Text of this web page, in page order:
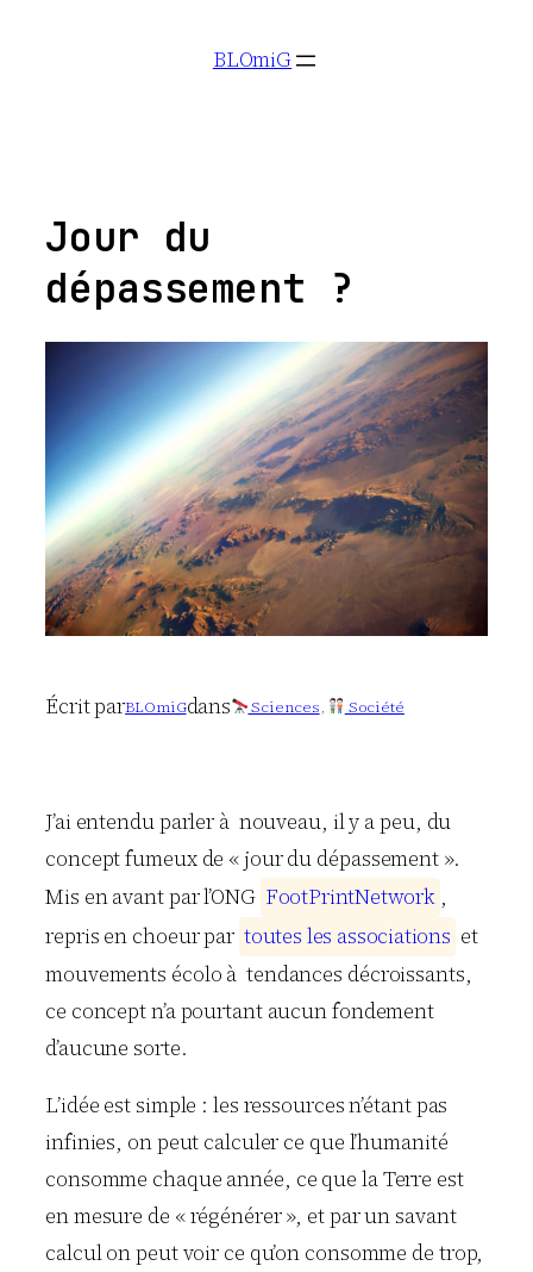
BLOmiG
Jour du
dépassement ?
Écrit parBLOmiGdans Sciences, Société
J’ai entendu parler à nouveau, il y a peu, du
concept fumeux de « jour du dépassement ».
Mis en avant par l’ONG FootPrintNetwork ,
repris en choeur par toutes les associations et
mouvements écolo à tendances décroissants,
ce concept n’a pourtant aucun fondement
d’aucune sorte.
L’idée est simple : les ressources n’étant pas
infinies, on peut calculer ce que l’humanité
consomme chaque année, ce que la Terre est
en mesure de « régénérer », et par un savant
calcul on peut voir ce qu’on consomme de trop,